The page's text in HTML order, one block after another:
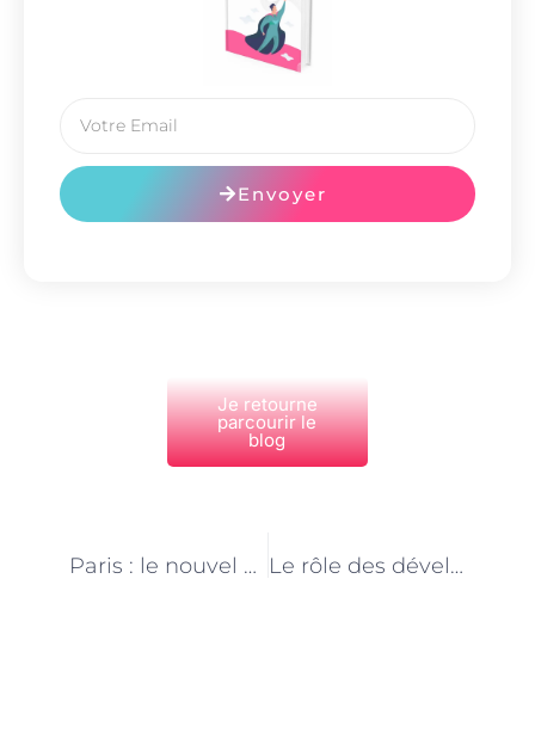
Envoyer
Je retourne
parcourir le
blog
Paris : le nouvel Eldorado pour les développeurs web Le rôle des développeurs web dans la transformation digitale à Paris